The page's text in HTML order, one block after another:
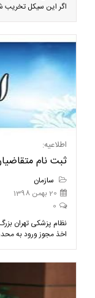
اگر این سیکل
اطلاعیه:
ثبت نام متقاضیان
سازمان
20 بهمن 1398
0
نظام پزشکی تهران
اخذ مجوز ورود به محدوده طرح